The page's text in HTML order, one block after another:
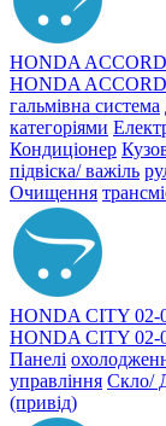
HONDA
HONDA
гальмівна система
категоріями
Кондиціонер
підвіска/ важіль
Очищення
HONDA CITY 02-
HONDA CITY 02-
Панелі
управління Скло/
(привід)